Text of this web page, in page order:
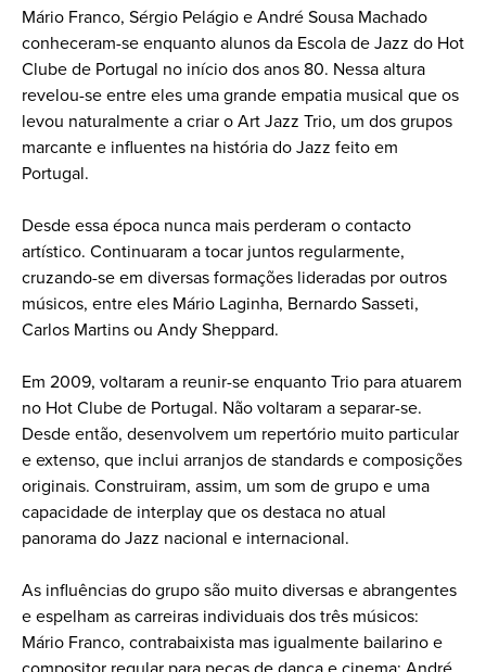
Mário Franco, Sérgio Pelágio e André Sousa Machado
conheceram-se enquanto alunos da Escola de Jazz do Hot
Clube de Portugal no início dos anos 80. Nessa altura
revelou-se entre eles uma grande empatia musical que os
levou naturalmente a criar o Art Jazz Trio, um dos grupos
marcante e influentes na história do Jazz feito em
Portugal.
Desde essa época nunca mais perderam o contacto
artístico. Continuaram a tocar juntos regularmente,
cruzando-se em diversas formações lideradas por outros
músicos, entre eles Mário Laginha, Bernardo Sasseti,
Carlos Martins ou Andy Sheppard.
Em 2009, voltaram a reunir-se enquanto Trio para atuarem
no Hot Clube de Portugal. Não voltaram a separar-se.
Desde então, desenvolvem um repertório muito particular
e extenso, que inclui arranjos de standards e composições
originais. Construiram, assim, um som de grupo e uma
capacidade de interplay que os destaca no atual
panorama do Jazz nacional e internacional.
As influências do grupo são muito diversas e abrangentes
e espelham as carreiras individuais dos três músicos:
Mário Franco, contrabaixista mas igualmente bailarino e